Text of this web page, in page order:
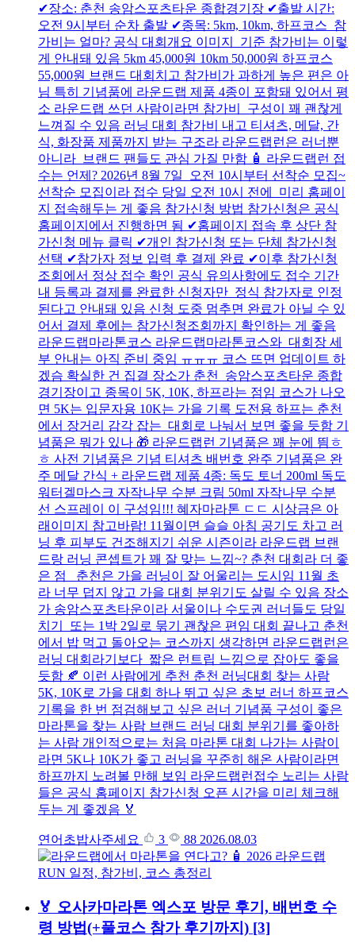
✔장소: 춘천 송암스포츠타운 종합경기장 ✔출발 시간:
오전 9시부터 순차 출발 ✔종목: 5km, 10km, 하프코스 참
가비는 얼마? 공식 대회개요 이미지 기준 참가비는 이렇
게 안내돼 있음 5km 45,000원 10km 50,000원 하프코스
55,000원 브랜드 대회치고 참가비가 과하게 높은 편은 아
님 특히 기념품에 라운드랩 제품 4종이 포함돼 있어서 평
소 라운드랩 쓰던 사람이라면 참가비 구성이 꽤 괜찮게
느껴질 수 있음 러닝 대회 참가비 내고 티셔츠, 메달, 간
식, 화장품 제품까지 받는 구조라 라운드랩런은 러너뿐
아니라 브랜드 팬들도 관심 가질 만함 🧴 라운드랩런 접
수는 언제? 2026년 8월 7일 오전 10시부터 선착순 모집~
선착순 모집이라 접수 당일 오전 10시 전에 미리 홈페이
지 접속해두는 게 좋음 참가신청 방법 참가신청은 공식
홈페이지에서 진행하면 됨 ✔홈페이지 접속 후 상단 참
가신청 메뉴 클릭 ✔개인 참가신청 또는 단체 참가신청
선택 ✔참가자 정보 입력 후 결제 완료 ✔이후 참가신청
조회에서 정상 접수 확인 공식 유의사항에도 접수 기간
내 등록과 결제를 완료한 신청자만 정식 참가자로 인정
된다고 안내돼 있음 신청 도중 멈추면 완료가 아닐 수 있
어서 결제 후에는 참가신청조회까지 확인하는 게 좋음
라운드랩마라톤코스 라운드랩마라톤코스와 대회장 세
부 안내는 아직 준비 중임 ㅠㅠㅠ 코스 뜨면 업데이트 하
겠슴 확실한 건 집결 장소가 춘천 송암스포츠타운 종합
경기장이고 종목이 5K, 10K, 하프라는 점임 코스가 나오
면 5K는 입문자용 10K는 가을 기록 도전용 하프는 춘천
에서 장거리 감각 잡는 대회로 나눠서 보면 좋을 듯함 기
념품은 뭐가 있나 🎁 라운드랩런 기념품은 꽤 눈에 띔ㅎ
ㅎ 사전 기념품은 기념 티셔츠 배번호 완주 기념품은 완
주 메달 간식 + 라운드랩 제품 4종: 독도 토너 200ml 독도
워터겔마스크 자작나무 수분 크림 50ml 자작나무 수분
선 스프레이 이 구성임!!! 혜자마라톤 ㄷㄷ 시상금은 아
래이미지 참고바람! 11월이면 슬슬 아침 공기도 차고 러
닝 후 피부도 건조해지기 쉬운 시즌이라 라운드랩 브랜
드랑 러닝 콘셉트가 꽤 잘 맞는 느낌~? 춘천 대회라 더 좋
은 점 춘천은 가을 러닝이 잘 어울리는 도시임 11월 초
라 너무 덥지 않고 가을 대회 분위기도 살릴 수 있음 장소
가 송암스포츠타운이라 서울이나 수도권 러너들도 당일
치기 또는 1박 2일로 묶기 괜찮은 편임 대회 끝나고 춘천
에서 밥 먹고 돌아오는 코스까지 생각하면 라운드랩런은
러닝 대회라기보다 짧은 런트립 느낌으로 잡아도 좋을
듯함 🍂 이런 사람에게 추천 춘천 러닝대회 찾는 사람
5K, 10K로 가을 대회 하나 뛰고 싶은 초보 러너 하프코스
기록을 한 번 점검해보고 싶은 러너 기념품 구성이 좋은
마라톤을 찾는 사람 브랜드 러닝 대회 분위기를 좋아하
는 사람 개인적으로는 처음 마라톤 대회 나가는 사람이
라면 5K나 10K가 좋고 러닝을 꾸준히 해온 사람이라면
하프까지 노려볼 만해 보임 라운드랩런접수 노리는 사람
들은 공식 홈페이지 참가신청 오픈 시간을 미리 체크해
두는 게 좋겠음 🏅
연어초밥사주세요 3 88 2026.08.03
🏅 오사카마라톤 엑스포 방문 후기, 배번호 수
령 방법(+풀코스 참가 후기까지) [3]